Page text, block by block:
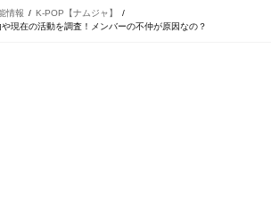
情報
K-POP【ナムジャ】
現在の活動を調査！メンバーの不仲が原因なの？